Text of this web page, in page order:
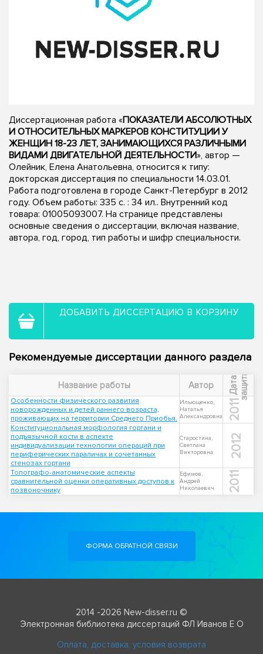
Диссертационная работа «ПОКАЗАТЕЛИ АБСОЛЮТНЫХ
И ОТНОСИТЕЛЬНЫХ МАРКЕРОВ КОНСТИТУЦИИ У
ЖЕНЩИН 18-23 ЛЕТ, ЗАНИМАЮЩИХСЯ РАЗЛИЧНЫМИ
ВИДАМИ ДВИГАТЕЛЬНОЙ ДЕЯТЕЛЬНОСТИ», автор —
Олейник, Елена Анатольевна, относится к типу:
докторская диссертация по специальности 14.03.01.
Работа подготовлена в городе Санкт-Петербург в 2012
году. Объем работы: 335 с. : 34 ил.. Внутренний код
товара: 01005093007. На странице представлены
основные сведения о диссертации, включая название,
автора, год, город, тип работы и шифр специальности.
ДОБАВИТЬ ДИССЕРТАЦИЮ В КОРЗИНУ
Рекомендуемые диссертации данного раздела
Название работы Автор Д
а
т
а
з
а
щ
и
т ы
Особенности физического развития
новорожденных и детей раннего возраста,
проживающих на территории Среднего Приобья.
Ильющенко,
Наталья
Александровна
2011
Конституциональная морфология гортани и
подъязычной кости в аспекте
индивидуализации технологии операций при
периферических параличах и сочетанных
стенозах гортани
Старостина,
Светлана
Викторовна
2012
Топографо-анатомические аспекты
сравнительной оценки оперативных доступов к
позвоночнику
Ефимов,
Андрей
Николаевич
2011
ФОРМА ОБРАТНОЙ СВЯЗИ
2014 -2026 New-disser.ru ©
Электронная библиотека диссертаций ФЛ Иванов Е О
Оплата, доставка, условия возврата